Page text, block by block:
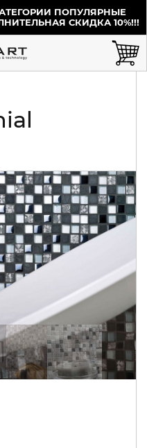
ПОПУЛЯРНЫЕ
СКИДКА 10%!!!